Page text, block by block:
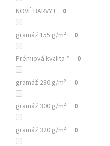
NOVÉ BARVY ! 0
gramáž 155 g/m² 0
Prémiová kvalita * 0
gramáž 280 g/m² 0
gramáž 300 g/m² 0
gramáž 320 g/m² 0